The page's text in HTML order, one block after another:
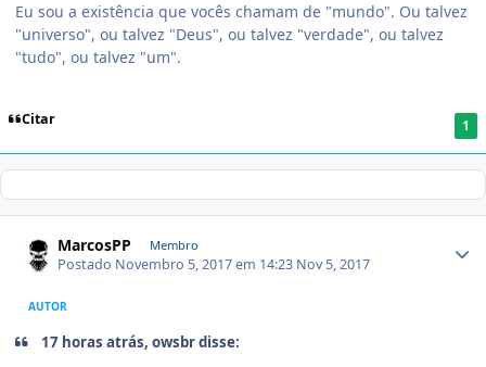
Eu sou a existência que vocês chamam de "mundo". Ou talvez
"universo", ou talvez "Deus", ou talvez "verdade", ou talvez
"tudo", ou talvez "um".
Citar 1
MarcosPP Membro
Postado Novembro 5, 2017 em 14:23 Nov 5, 2017
AUTOR
17 horas atrás, owsbr disse: